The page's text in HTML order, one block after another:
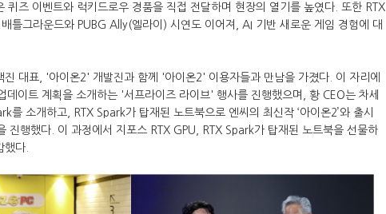
퀴즈 이벤트와 럭키드로우 경품을 직접 전달하며 현장의 열기를 높였다. 또한 RTX
틀그라운드와 PUBG Ally(엘라이) 시연도 이어져, AI 기반 새로운 게임 경험에 대
진 대표, '아이온2' 개발진과 함께 '아이온2' 이용자들과 만남을 가졌다. 이 자리에
이트 계획을 소개하는 '서프라이즈 라이브' 행사를 진행했으며, 황 CEO는 차세
를 소개하고, RTX Spark가 탑재된 노트북으로 엔씨의 최신작 ‘아이온2’와 출시
진행했다. 이 과정에서 지포스 RTX GPU, RTX Spark가 탑재된 노트북을 선물하
했다.